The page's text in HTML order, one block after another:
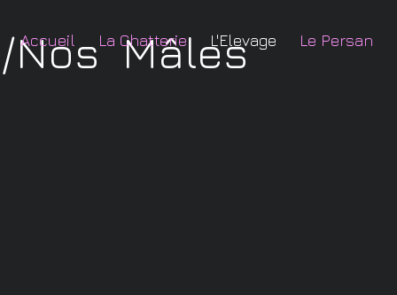
Accueil La Chatterie L'Elevage Le Persan
/Nos Mâles